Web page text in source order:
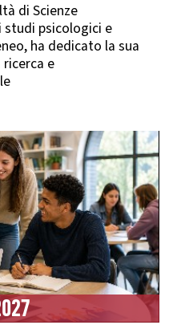
di Scienze
studi psicologici e
ha dedicato la sua
e